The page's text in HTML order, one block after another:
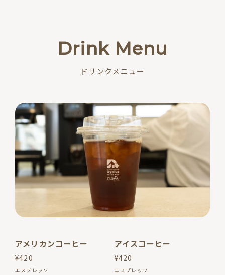
Drink Menu
ドリンクメニュー
アメリカンコーヒー
¥420
エスプレッソ
アイスコーヒー
¥420
エスプレッソ